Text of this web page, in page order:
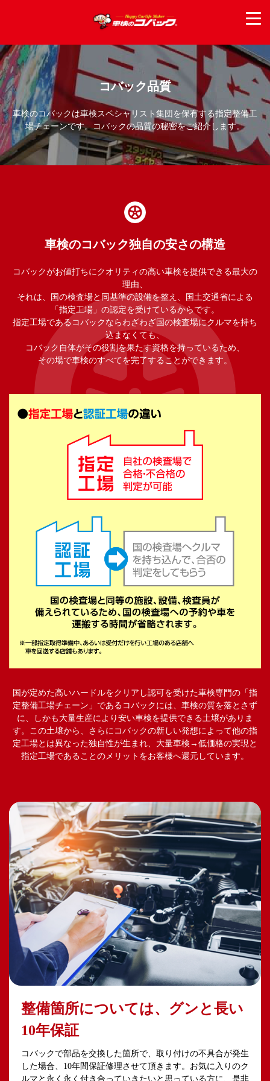
コバック品質
車検のコバックは車検スペシャリスト集団を保有する指定整備工
場チェーンです。コバックの品質の秘密をご紹介します。
車検のコバック独自の安さの構造
コバックがお値打ちにクオリティの高い車検を提供できる最大の
理由、
それは、国の検査場と同基準の設備を整え、国土交通省による
「指定工場」の認定を受けているからです。
指定工場であるコバックならわざわざ国の検査場にクルマを持ち
込まなくても、
コバック自体がその役割を果たす資格を持っているため、
その場で車検のすべてを完了することができます。
国が定めた高いハードルをクリアし認可を受けた車検専門の「指
定整備工場チェーン」であるコバックには、車検の質を落とさず
に、しかも大量生産により安い車検を提供できる土壌がありま
す。この土壌から、さらにコバックの新しい発想によって他の指
定工場とは異なった独自性が生まれ、大量車検→低価格の実現と
指定工場であることのメリットをお客様へ還元しています。
整備箇所については、グンと長い
10年保証
コバックで部品を交換した箇所で、取り付けの不具合が発生
した場合、10年間保証修理させて頂きます。お気に入りのク
ルマと永く永く付き合っていきたいと思っている方に、是非